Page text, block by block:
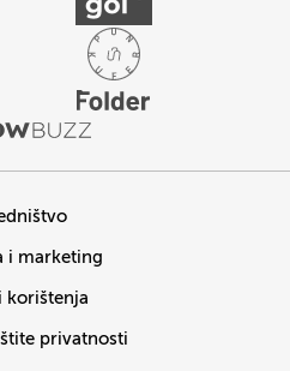
i marketing
korištenja
privatnosti